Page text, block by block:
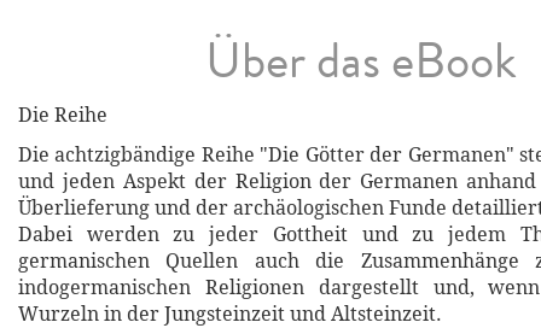
Über das eBook
Die Reihe
Die achtzigbändige Reihe "Die Götter der Germanen"
und jeden Aspekt der Religion der Germanen
Überlieferung und der archäologischen Funde
Dabei werden zu jeder Gottheit und zu jedem
germanischen Quellen auch die
indogermanischen Religionen dargestellt und,
Wurzeln in der Jungsteinzeit und Altsteinzeit.